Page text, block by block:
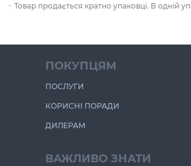
Товар продається кратно упаковці. В одній
ПОКУПЦЯМ
ПОСЛУГИ
КОРИСНІ ПОРАДИ
ДИЛЕРАМ
ВАЖЛИВО ЗНАТИ